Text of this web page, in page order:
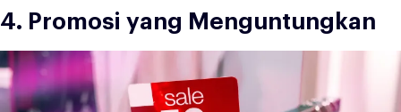
4. Promosi yang Menguntungkan